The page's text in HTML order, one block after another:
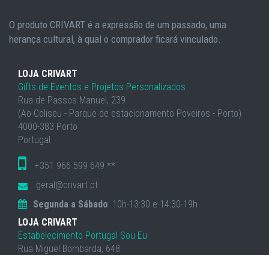
O produto CRIVART é a expressão de um passado, uma
herança cultural, à qual o comprador ficará vinculado.
LOJA CRIVART
Gifts de Eventos e Projetos Personalizados
Rua de Passos Manuel, 239
(Ao Coliseu - Parque de estacionamento Poveiros - Porto)
4000-383 Porto
Portugal
+351 966 599 649 **
geral@crivart.pt
Segunda a Sábado: 10h-13:30 e 14:30-19h
LOJA CRIVART
Estabelecimento Portugal Sou Eu
Rua Miguel Bombarda, 648